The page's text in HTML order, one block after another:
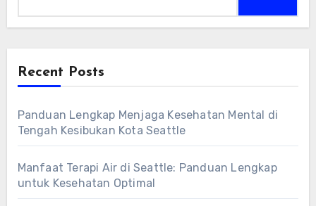
Recent Posts
Panduan Lengkap Menjaga Kesehatan Mental di
Tengah Kesibukan Kota Seattle
Manfaat Terapi Air di Seattle: Panduan Lengkap
untuk Kesehatan Optimal